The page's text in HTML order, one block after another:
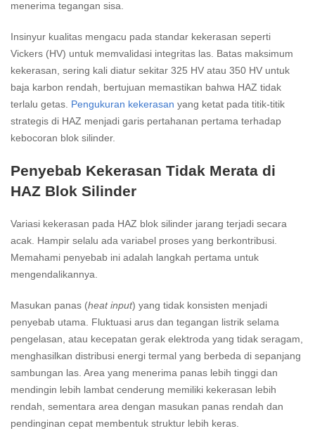
menerima tegangan sisa.
Insinyur kualitas mengacu pada standar kekerasan seperti
Vickers (HV) untuk memvalidasi integritas las. Batas maksimum
kekerasan, sering kali diatur sekitar 325 HV atau 350 HV untuk
baja karbon rendah, bertujuan memastikan bahwa HAZ tidak
terlalu getas. Pengukuran kekerasan yang ketat pada titik-titik
strategis di HAZ menjadi garis pertahanan pertama terhadap
kebocoran blok silinder.
Penyebab Kekerasan Tidak Merata di
HAZ Blok Silinder
Variasi kekerasan pada HAZ blok silinder jarang terjadi secara
acak. Hampir selalu ada variabel proses yang berkontribusi.
Memahami penyebab ini adalah langkah pertama untuk
mengendalikannya.
Masukan panas (heat input) yang tidak konsisten menjadi
penyebab utama. Fluktuasi arus dan tegangan listrik selama
pengelasan, atau kecepatan gerak elektroda yang tidak seragam,
menghasilkan distribusi energi termal yang berbeda di sepanjang
sambungan las. Area yang menerima panas lebih tinggi dan
mendingin lebih lambat cenderung memiliki kekerasan lebih
rendah, sementara area dengan masukan panas rendah dan
pendinginan cepat membentuk struktur lebih keras.